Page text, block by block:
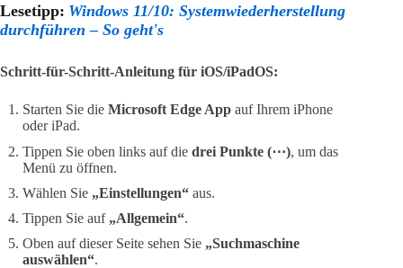
Lesetipp: Windows 11/10: Systemwiederherstellung
durchführen – So geht's
Schritt-für-Schritt-Anleitung für iOS/iPadOS:
Starten Sie die Microsoft Edge App auf Ihrem iPhone
oder iPad.
Tippen Sie oben links auf die drei Punkte (⋯), um das
Menü zu öffnen.
Wählen Sie „Einstellungen“ aus.
Tippen Sie auf „Allgemein“.
Oben auf dieser Seite sehen Sie „Suchmaschine
auswählen“.